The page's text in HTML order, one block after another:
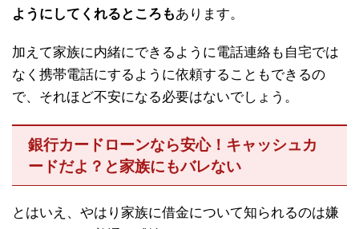
ようにしてくれるところもあります。
加えて家族に内緒にできるように電話連絡も自宅では
なく携帯電話にするように依頼することもできるの
で、それほど不安になる必要はないでしょう。
銀行カードローンなら安心！キャッシュカ
ードだよ？と家族にもバレない
とはいえ、やはり家族に借金について知られるのは嫌